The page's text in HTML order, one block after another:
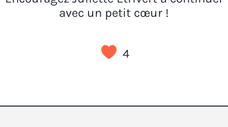
avec un petit cœur !
4